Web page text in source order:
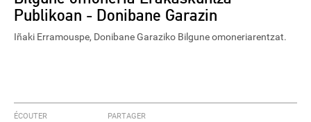
Publikoan - Donibane Garazin
Iñaki Erramouspe, Donibane Garaziko Bilgune omoneriarentzat.
ÉCOUTER PARTAGER